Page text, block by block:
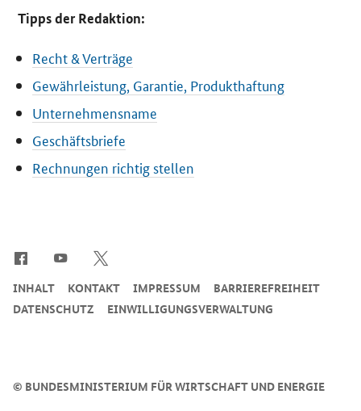
Tipps der Redaktion:
Recht & Verträge
Gewährleistung, Garantie, Produkthaftung
Unternehmensname
Geschäftsbriefe
Rechnungen richtig stellen
© BUNDESMINISTERIUM FÜR WIRTSCHAFT UND ENERGIE
INHALT KONTAKT IMPRESSUM
BARRIEREFREIHEIT
DATENSCHUTZ
EINWILLIGUNGSVERWALTUNG